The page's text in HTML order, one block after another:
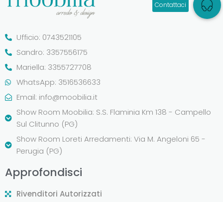
Ufficio: 0743521105
Sandro: 3357556175
Mariella: 3355727708
WhatsApp: 3516536633
Email: info@moobilia.it
Show Room Moobilia: S.S. Flaminia Km 138 - Campello
Sul Clitunno (PG)
Show Room Loreti Arredamenti: Via M. Angeloni 65 -
Perugia (PG)
Approfondisci
Rivenditori Autorizzati